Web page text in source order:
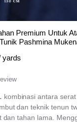
Premium Untuk
Pashmina
yards
kombinasi antara
dan teknik tenun
dan tahan lama.